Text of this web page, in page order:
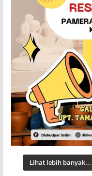
Lihat lebih banyak...